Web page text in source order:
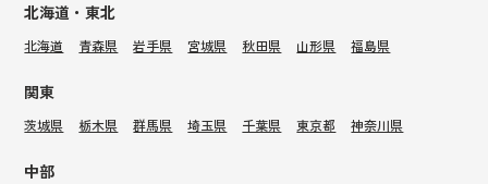
北海道・東北
北海道 青森県 岩手県 宮城県 秋田県 山形県 福島県
関東
茨城県 栃木県 群馬県 埼玉県 千葉県 東京都 神奈川県
中部